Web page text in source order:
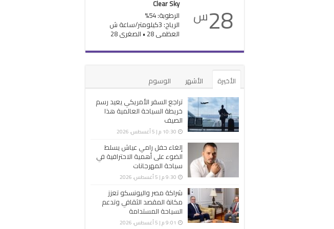
28س
Clear Sky
الرطوبة: 54%
الرياح: 3كيلومتر/ساعة ش
العظمى 28 • الصغرى 28
الأخيرة الأشهر
الوسوم
تراجع السفر الأمريكي يعيد رسم
خريطة السياحة العالمية هذا
الصيف
10:30 م | 5 أغسطس، 2026
إلغاء حفل رامي عياش يسلط
الضوء على أهمية الاحترافية في
سياحة المهرجانات
9:30 م | 5 أغسطس، 2026
شراكة مصر واليونسكو تعزز
مكانة المقصد الثقافي وتدعم
السياحة المستدامة
9:01 م | 5 أغسطس، 2026